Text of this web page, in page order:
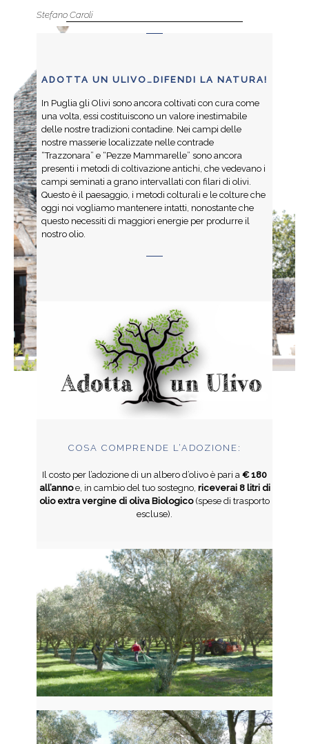
Stefano Caroli
ADOTTA UN ULIVO…DIFENDI LA NATURA!
In Puglia gli Olivi sono ancora coltivati con cura come
una volta, essi costituiscono un valore inestimabile
delle nostre tradizioni contadine. Nei campi delle
nostre masserie localizzate nelle contrade
“Trazzonara” e “Pezze Mammarelle” sono ancora
presenti i metodi di coltivazione antichi, che vedevano i
campi seminati a grano intervallati con filari di olivi.
Questo è il paesaggio, i metodi colturali e le colture che
oggi noi vogliamo mantenere intatti, nonostante che
questo necessiti di maggiori energie per produrre il
nostro olio.
COSA COMPRENDE L’ADOZIONE:
Il costo per l’adozione di un albero d’olivo è pari a € 180
all’annoe, in cambio del tuo sostegno, riceverai 8 litri di
olio extra vergine di oliva Biologico(spese di trasporto
escluse).